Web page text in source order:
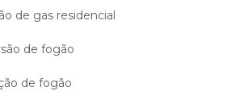
de gas residencial
de fogão
de fogão